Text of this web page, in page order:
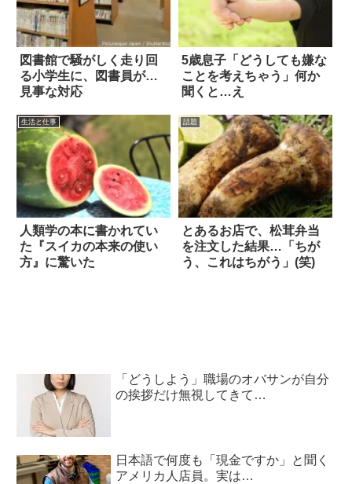
図書館で騒がしく走り回
る小学生に、図書員が…
見事な対応
5歳息子「どうしても嫌な
ことを考えちゃう」何か
聞くと…え
生活と仕事
人類学の本に書かれてい
た『スイカの本来の使い
方』に驚いた
話題
とあるお店で、松茸弁当
を注文した結果…「ちが
う、これはちがう」(笑)
「どうしよう」職場のオバサンが自分
の挨拶だけ無視してきて…
日本語で何度も「現金ですか」と聞く
アメリカ人店員。実は…